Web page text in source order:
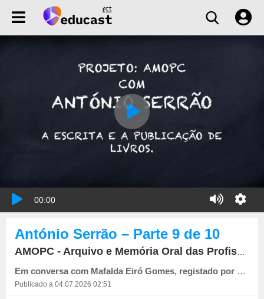
00:00
António Serrão – Parte 9 de 10
AMOPC - Arquivo e Memória Oral das Profissões da Comunicação
Em conversa com Mafalda Eiró Gomes, registado por Miguel Batista.
Publicado a 04.07.2026 02:51